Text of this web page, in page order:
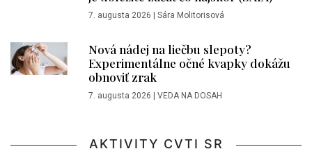
7. augusta 2026 Sára Molitorisová
Nová nádej na liečbu slepoty?
Experimentálne očné kvapky dokážu
obnoviť zrak
7. augusta 2026 VEDA NA DOSAH
AKTIVITY CVTI SR